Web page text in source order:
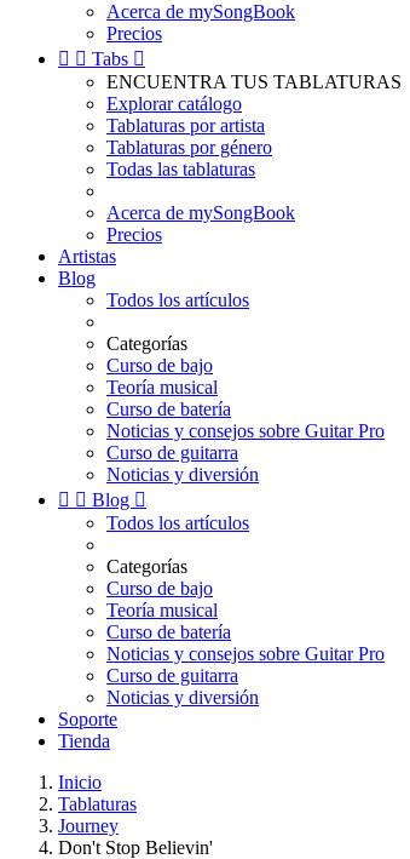
Acerca de mySongBook
Precios
  Tabs 
ENCUENTRA TUS TABLATURAS
Explorar catálogo
Tablaturas por artista
Tablaturas por género
Todas las tablaturas
Acerca de mySongBook
Precios
Artistas
Blog
Todos los artículos
Categorías
Curso de bajo
Teoría musical
Curso de batería
Noticias y consejos sobre Guitar Pro
Curso de guitarra
Noticias y diversión
  Blog 
Todos los artículos
Categorías
Curso de bajo
Teoría musical
Curso de batería
Noticias y consejos sobre Guitar Pro
Curso de guitarra
Noticias y diversión
Soporte
Tienda
Inicio
Tablaturas
Journey
Don't Stop Believin'